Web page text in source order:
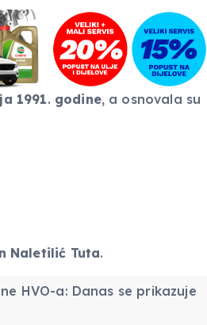
1991. godine, a osnovala su
Naletilić Tuta.